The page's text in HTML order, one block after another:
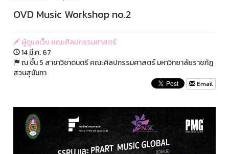
OVD Music Workshop no.2
ผู้ดูแลเว็บ คณะศิลปกรรมศาสตร์
14 มี.ค. 67
ณ ชั้น 5 สาขาวิชาดนตรี คณะศิลปกรรมศาสตร์ มหาวิทยาลัยราชภัฎ
สวนสุนันทา
Email